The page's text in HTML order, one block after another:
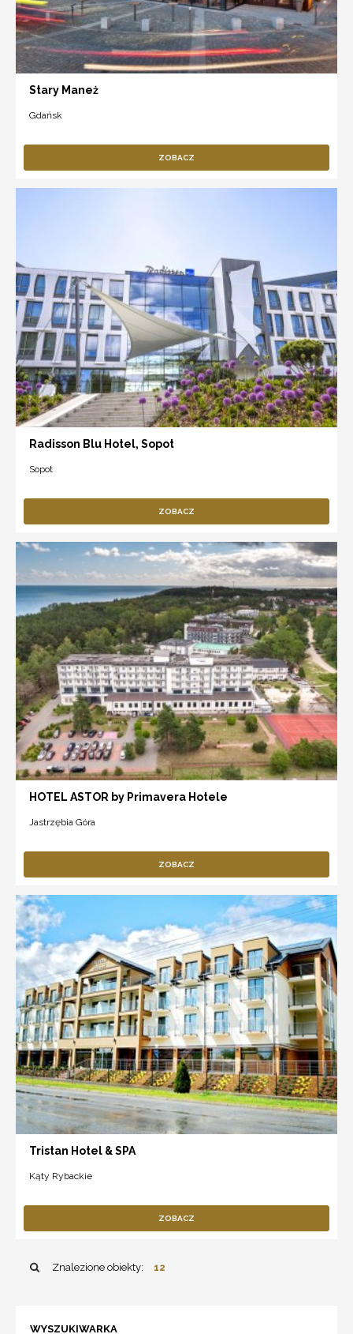
Stary Maneż
Gdańsk
ZOBACZ
Radisson Blu Hotel, Sopot
Sopot
ZOBACZ
HOTEL ASTOR by Primavera Hotele
Jastrzębia Góra
ZOBACZ
Tristan Hotel & SPA
Kąty Rybackie
ZOBACZ
Znalezione obiekty: 12
WYSZUKIWARKA